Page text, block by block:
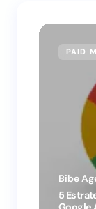
PAID
5